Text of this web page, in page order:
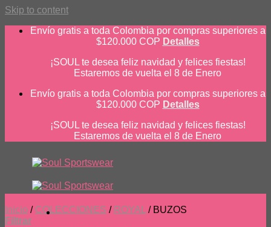
Skip to content
Envío gratis a toda Colombia por compras superiores a
$120.000 COP Detalles
¡SOUL te desea feliz navidad y felices fiestas!
Estaremos de vuelta el 8 de Enero
Envío gratis a toda Colombia por compras superiores a
$120.000 COP Detalles
¡SOUL te desea feliz navidad y felices fiestas!
Estaremos de vuelta el 8 de Enero
Inicio / COLECCIONES / ROYAL /BUZOS
Filtrar